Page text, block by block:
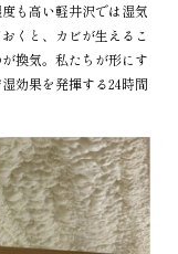
も高い軽井沢では湿気
くと、カビが生えるこ
換気。私たちが形にす
効果を発揮する24時間